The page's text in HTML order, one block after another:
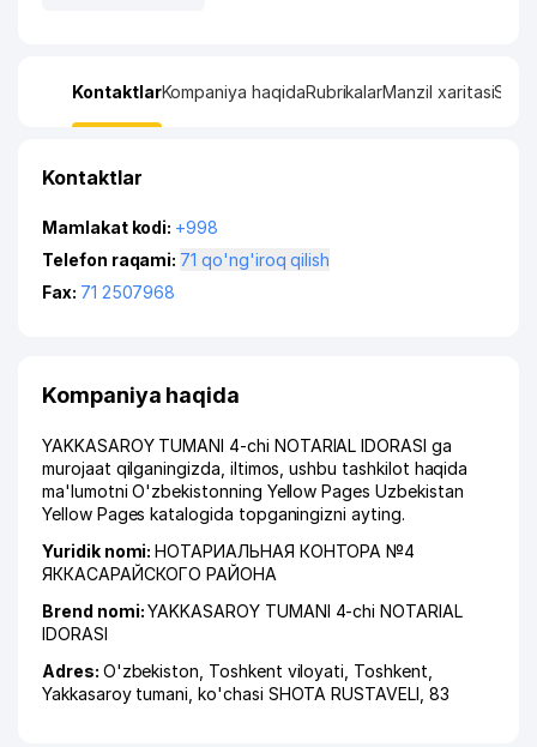
KontaktlarKompaniya haqidaRubrikalarManzil xaritasi
Kontaktlar
Mamlakat kodi: +998
Telefon raqami:
71 qo'ng'iroq qilish
Fax: 71 2507968
Kompaniya haqida
YAKKASAROY TUMANI 4-chi NOTARIAL IDORASI ga
murojaat qilganingizda, iltimos, ushbu tashkilot haqida
ma'lumotni O'zbekistonning Yellow Pages Uzbekistan
Yellow Pages katalogida topganingizni ayting.
Yuridik nomi:НОТАРИАЛЬНАЯ КОНТОРА №4
ЯККАСАРАЙСКОГО РАЙОНА
Brend nomi:YAKKASAROY TUMANI 4-chi NOTARIAL
IDORASI
Adres: O'zbekiston, Toshkent viloyati Toshkent
Yakkasaroy tumani ,ko'chasi SHOTA RUSTAVELI , 83